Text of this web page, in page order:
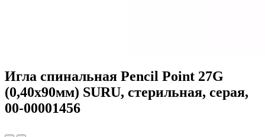
Игла спинальная Pencil Point 27G
(0,40х90мм) SURU, стерильная, серая,
00-00001456